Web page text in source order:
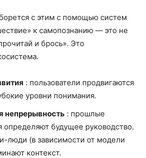
с этим с помощью систем
к самопознанию — это не
и брось». Это
: пользователи продвигаются
уровни понимания.
непрерывность : прошлые
определяют будущее руководство.
люди (в зависимости от модели
контекст.